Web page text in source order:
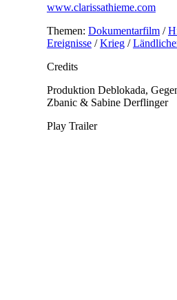
www.clarissathieme.com
Themen: Dokumentarfilm/
Ereignisse/Krieg/
Credits
Produktion Deblokada,
Zbanic & Sabine Derflinger
Play Trailer